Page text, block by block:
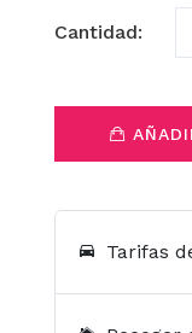
Cantidad:
Tarifas